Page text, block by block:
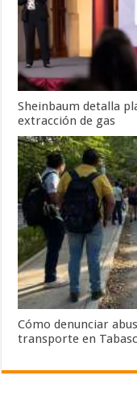
Sheinbaum detalla
extracción de gas
Cómo denunciar
transporte en